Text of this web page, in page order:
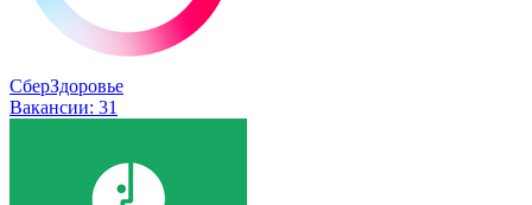
СберЗдоровье
Вакансии: 31